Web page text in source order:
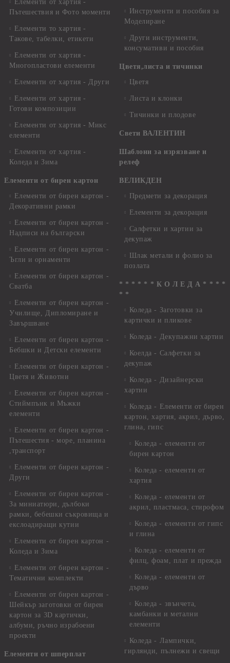
Елементи от хартия -
Пътешествия и Фото моменти
Елементи то хартия -
Такове, табелки, етикети
Елементи от хартия -
Многопластови елементи
Елементи от хартия - Други
Елементи от хартия -
Готови композиции
Елементи от хартия - Микс
елементи
Елементи от хартия -
Коледа и Зима
Елементи от бирен картон
Елементи от бирен картон -
Декоративни рамки
Елементи от бирен картон -
Надписи на български
Елементи от бирен картон -
Ъгли и орнаменти
Елементи от бирен картон -
Сватба
Елементи от бирен картон -
Училище, Дипломиране и
Завършване
Елементи от бирен картон -
Бебшки и Детски елементи
Елементи от бирен картон -
Цветя и Животни
Елементи от бирен картон -
Стиймпънк и Мъжки
елементи
Елементи от бирен картон -
Пътешестия - море, планина
,транспорт
Елементи от бирен картон -
Други
Елементи от бирен картон -
За миниатюри, дълбоки
рамки, бебешки съкровища и
екслоадиращи кутии
Елементи от бирен картон -
Коледа и Зима
Елементи от бирен картон -
Тематични комплекти
Елементи от бирен картон -
Шейкър заготовки от бирен
картон за 3D картички,
албуми, ръчно израбоени
проекти
Елементи от шперплат
Инструменти и пособия за
Моделиране
Други инструменти,
консумативи и пособия
Цветя,листа и тичинки
Цветя
Листа и клонки
Тичинки и плодове
Свети ВАЛЕНТИН
Шаблони за изрязване и
релеф
ВЕЛИКДЕН
Предмети за декорация
Елементи за декорация
Салфетки и хартии за
декупаж
Шлак метали и фолио за
позлата
* * * * * * К О Л Е Д А * * * *
* *
Коледа - Заготовки за
картички и пликове
Коледа - Декупажни хартии
Коелда - Салфетки за
декупаж
Коледа - Дизайнерски
хартии
Коледа - Eлементи от бирен
картон, хартия, акрил, дърво,
глина, гипс
Коледа - елементи от
бирен картон
Коледа - елементи от
хартия
Коледа - елементи от
акрил, пластмаса, стирофом
Коледа - елементи от гипс
и глина
Коледа - елементи от
филц, фоам, плат и прежда
Коледа - елементи от
дърво
Коледа - звънчета,
камбанки и метални
елементи
Коледа - Лампички,
гирлянди, пълнежи и свещи